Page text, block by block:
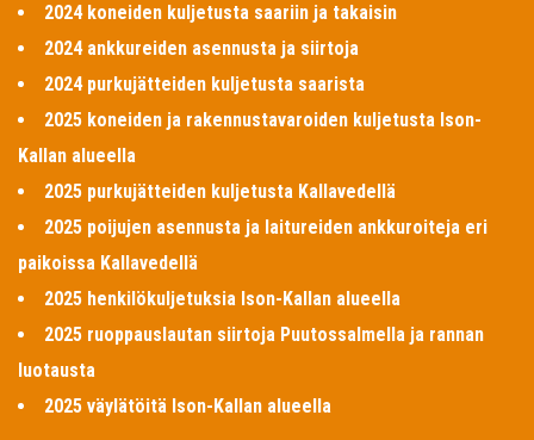
2024 koneiden kuljetusta saariin ja takaisin
2024 ankkureiden asennusta ja siirtoja
2024 purkujätteiden kuljetusta saarista
2025 koneiden ja rakennustavaroiden kuljetusta Ison-
Kallan alueella
2025 purkujätteiden kuljetusta Kallavedellä
2025 poijujen asennusta ja laitureiden ankkuroiteja eri
paikoissa Kallavedellä
2025 henkilökuljetuksia Ison-Kallan alueella
2025 ruoppauslautan siirtoja Puutossalmella ja rannan
luotausta
2025 väylätöitä Ison-Kallan alueella